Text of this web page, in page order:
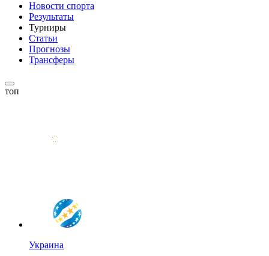
Новости спорта
Результаты
Турниры
Статьи
Прогнозы
Трансферы
топ
Украина